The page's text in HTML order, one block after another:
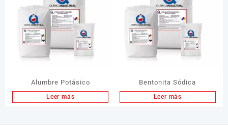
Alumbre Potásico
Leer más
Bentonita Sódica
Leer más